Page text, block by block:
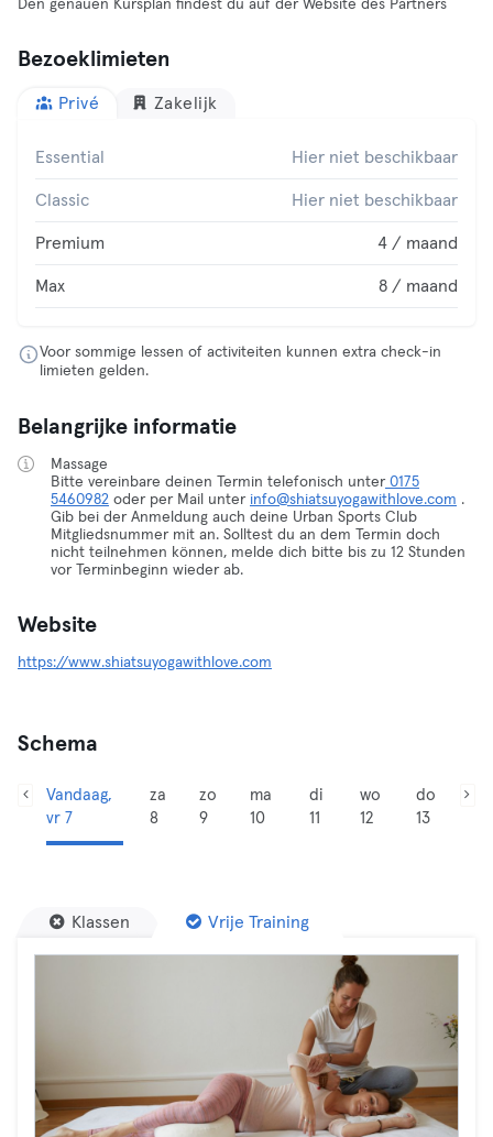
Den genauen Kursplan findest du auf der Website des Partners
Bezoeklimieten
Privé Zakelijk
Essential Hier niet beschikbaar
Classic Hier niet beschikbaar
Premium 4 / maand
Max 8 / maand
Voor sommige lessen of activiteiten kunnen extra check-in
limieten gelden.
Belangrijke informatie
Massage
Bitte vereinbare deinen Termin telefonisch unter0175
5460982 oder per Mail unter info@shiatsuyogawithlove.com .
Gib bei der Anmeldung auch deine Urban Sports Club
Mitgliedsnummer mit an. Solltest du an dem Termin doch
nicht teilnehmen können, melde dich bitte bis zu 12 Stunden
vor Terminbeginn wieder ab.
Website
https://www.shiatsuyogawithlove.com
Schema
Vandaag,
vr 7
za
8
zo
9
ma
10
di
11
wo
12
do
13
Klassen Vrije Training